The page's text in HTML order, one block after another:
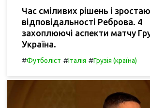
Час сміливих рішень і
відповідальності Реброва. 4
захоплюючі аспекти матчу
Україна.
#Футболіст #Італія #Грузія (країна)